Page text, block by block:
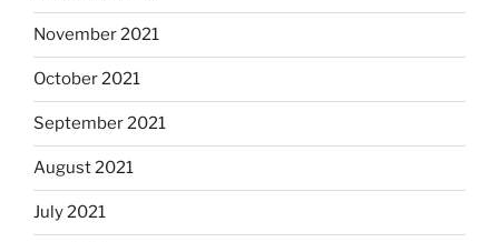
November 2021
October 2021
September 2021
August 2021
July 2021